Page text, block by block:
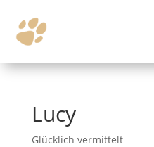
Lucy
Glücklich vermittelt